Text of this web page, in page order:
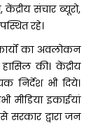
संचार ब्यूरो,
रहे।
का अवलोकन
की। केंद्रीय
निर्देश भी दिये।
मीडिया इकाईयां
सरकार द्वारा जन